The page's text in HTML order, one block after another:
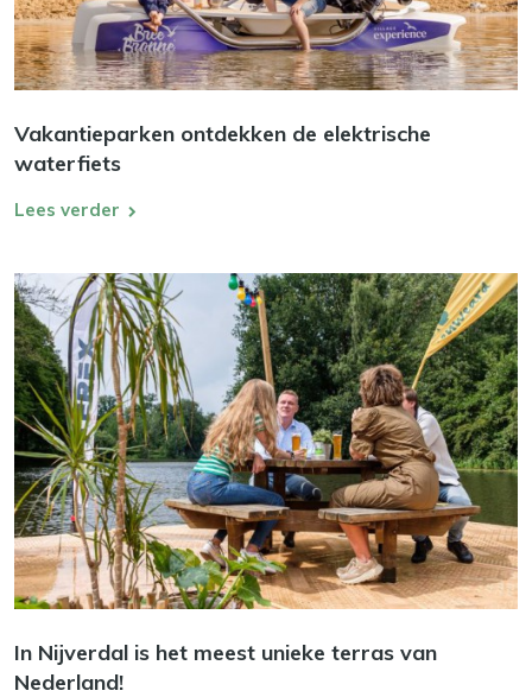
Vakantieparken ontdekken de elektrische
waterfiets
Lees verder
In Nijverdal is het meest unieke terras van
Nederland!